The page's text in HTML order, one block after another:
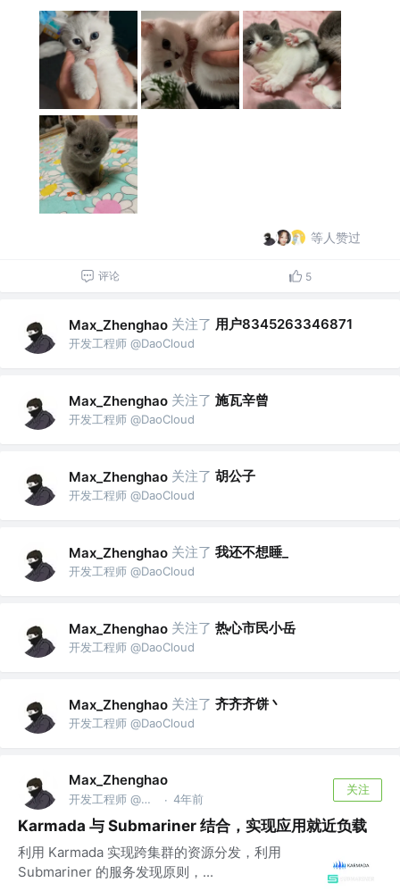
等人赞过
评论 5
Max_Zhenghao 关注了 用户8345263346871
开发工程师 @DaoCloud
Max_Zhenghao 关注了 施瓦辛曾
开发工程师 @DaoCloud
Max_Zhenghao 关注了 胡公子
开发工程师 @DaoCloud
Max_Zhenghao 关注了 我还不想睡_
开发工程师 @DaoCloud
Max_Zhenghao 关注了 热心市民小岳
开发工程师 @DaoCloud
Max_Zhenghao 关注了 齐齐齐饼丶
开发工程师 @DaoCloud
Max_Zhenghao
开发工程师 @DaoCloud · 4年前
关注
Karmada 与 Submariner 结合，实现应用就近负载
利用 Karmada 实现跨集群的资源分发，利用
Submariner 的服务发现原则，...